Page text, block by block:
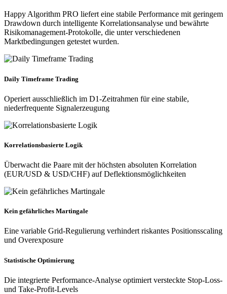
Happy Algorithm PRO liefert eine stabile Performance mit geringem
Drawdown durch intelligente Korrelationsanalyse und bewährte
Risikomanagement-Protokolle, die unter verschiedenen
Marktbedingungen getestet wurden.
Daily Timeframe Trading
Operiert ausschließlich im D1-Zeitrahmen für eine stabile,
niederfrequente Signalerzeugung
Korrelationsbasierte Logik
Überwacht die Paare mit der höchsten absoluten Korrelation
(EUR/USD & USD/CHF) auf Deflektionsmöglichkeiten
Kein gefährliches Martingale
Eine variable Grid-Regulierung verhindert riskantes Positionsscaling
und Overexposure
Statistische Optimierung
Die integrierte Performance-Analyse optimiert versteckte Stop-Loss-
und Take-Profit-Levels